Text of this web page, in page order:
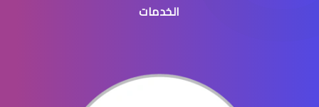
انفصال الشبكية في العين
الخدمات